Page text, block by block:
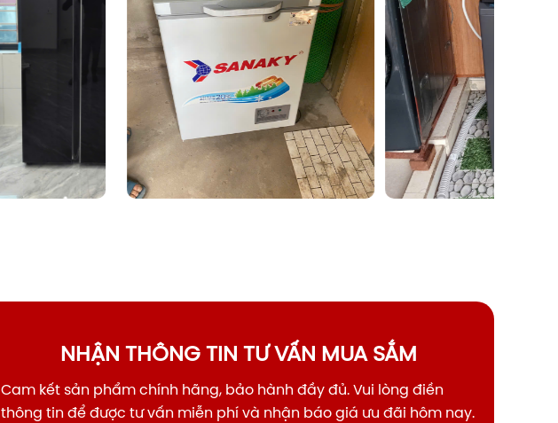
NHẬN THÔNG TIN TƯ VẤN MUA SẮM
Cam kết sản phẩm chính hãng, bảo hành đầy đủ. Vui lòng điền
thông tin để được tư vấn miễn phí và nhận báo giá ưu đãi hôm nay.